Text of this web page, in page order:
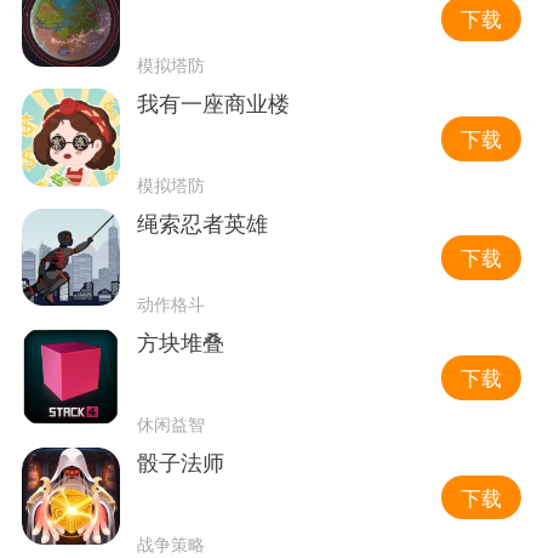
模拟塔防
下载
我有一座商业楼
模拟塔防
下载
绳索忍者英雄
动作格斗
下载
方块堆叠
休闲益智
下载
骰子法师
战争策略
下载